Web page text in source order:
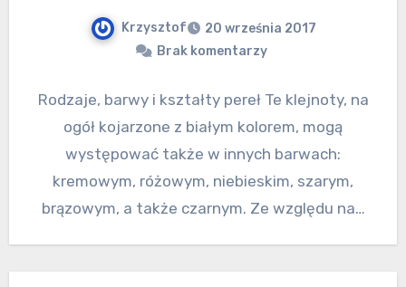
Krzysztof
20 września 2017
Brak komentarzy
Rodzaje, barwy i kształty pereł Te klejnoty, na
ogół kojarzone z białym kolorem, mogą
występować także w innych barwach:
kremowym, różowym, niebieskim, szarym,
brązowym, a także czarnym. Ze względu na…